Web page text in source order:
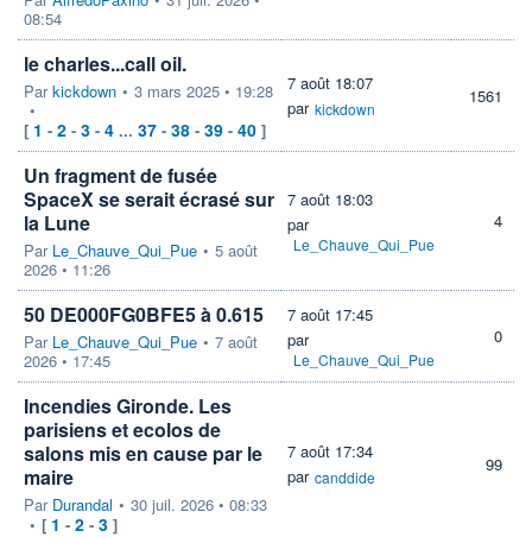
08:54
le charles...call oil.
Parkickdown • 3 mars 2025 • 19:28
•
[ 1 - 2 - 3 - 4 ... 37 - 38 - 39 - 40 ]
7 août 18:07
par kickdown
1561
Un fragment de fusée
SpaceX se serait écrasé sur
la Lune
Par Le_Chauve_Qui_Pue • 5 août
2026 • 11:26
7 août 18:03
par
Le_Chauve_Qui_Pue
4
50 DE000FG0BFE5 à 0.615
Par Le_Chauve_Qui_Pue • 7 août
2026 • 17:45
7 août 17:45
par
Le_Chauve_Qui_Pue
0
Incendies Gironde. Les
parisiens et ecolos de
salons mis en cause par le
maire
Par Durandal • 30 juil. 2026 • 08:33
• [ 1 - 2 - 3 ]
7 août 17:34
par canddide
99